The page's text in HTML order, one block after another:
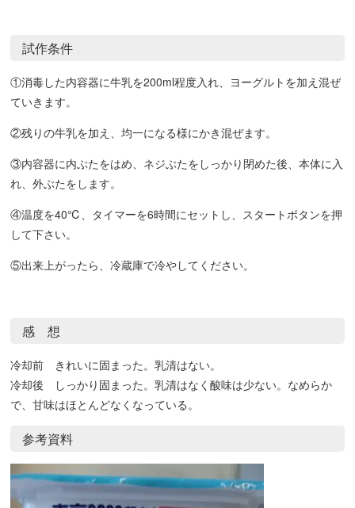
試作条件
①消毒した内容器に牛乳を200ml程度入れ、ヨーグルトを加え混ぜ
ていきます。
②残りの牛乳を加え、均一になる様にかき混ぜます。
③内容器に内ぶたをはめ、ネジぶたをしっかり閉めた後、本体に入
れ、外ぶたをします。
④温度を40℃、タイマーを6時間にセットし、スタートボタンを押
して下さい。
⑤出来上がったら、冷蔵庫で冷やしてください。
感 想
冷却前 きれいに固まった。乳清はない。
冷却後 しっかり固まった。乳清はなく酸味は少ない。なめらか
で、甘味はほとんどなくなっている。
参考資料